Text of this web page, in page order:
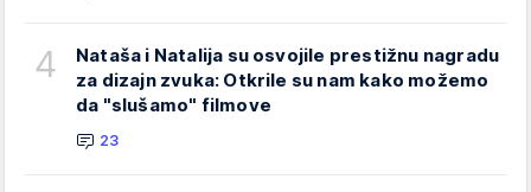
4
Nataša i Natalija su osvojile prestižnu nagradu
za dizajn zvuka: Otkrile su nam kako možemo
da "slušamo" filmove
23